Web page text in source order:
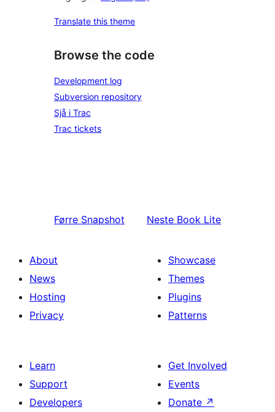
Translate this theme
Browse the code
Development log
Subversion repository
Sjå i Trac
Trac tickets
Førre Snapshot Neste Book Lite
About
News
Hosting
Privacy
Showcase
Themes
Plugins
Patterns
Learn
Support
Developers
Get Involved
Events
Donate ↗